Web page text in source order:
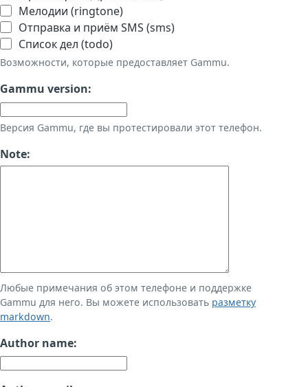
Мелодии (ringtone)
Отправка и приём SMS (sms)
Список дел (todo)
Возможности, которые предоставляет Gammu.
Gammu version:
Версия Gammu, где вы протестировали этот телефон.
Note:
Любые примечания об этом телефоне и поддержке
Gammu для него. Вы можете использовать разметку
markdown.
Author name: